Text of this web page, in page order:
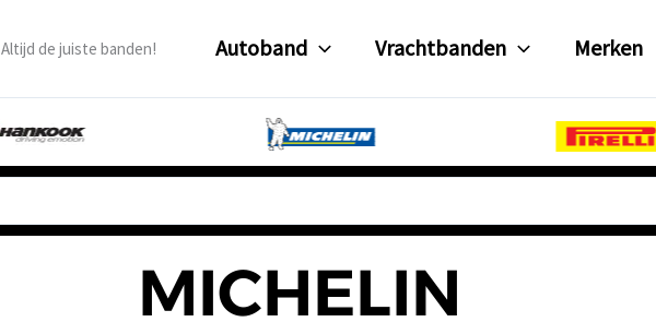
Altijd de juiste banden! Autoband Vrachtbanden Merken
MICHELIN